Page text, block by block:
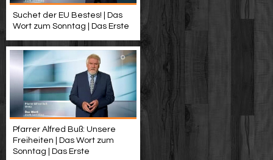
Suchet der EU Bestes! | Das
Wort zum Sonntag | Das Erste
Pfarrer Alfred Buß: Unsere
Freiheiten | Das Wort zum
Sonntag | Das Erste